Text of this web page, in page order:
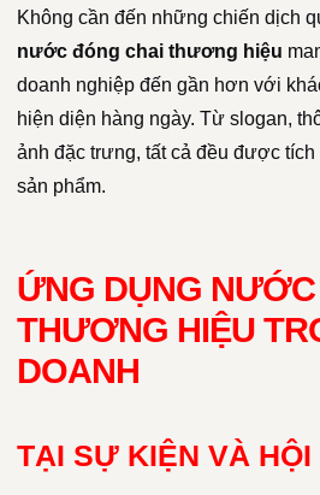
Không cần đến những chiến dịch
nước đóng chai thương hiệu
doanh nghiệp đến gần hơn với
hiện diện hàng ngày. Từ slogan,
ảnh đặc trưng, tất cả đều được
sản phẩm.
ỨNG DỤNG
THƯƠNG HIỆU
DOANH
TẠI SỰ KIỆN VÀ HỘI